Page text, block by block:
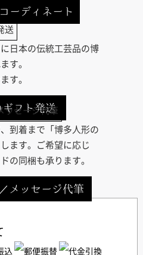
ーディネート
フト発送
日本の伝統工芸品の博
す。
す。
メッセージ代筆
到着まで「博多人形の
ます。ご希望に応じ
の同梱も承ります。